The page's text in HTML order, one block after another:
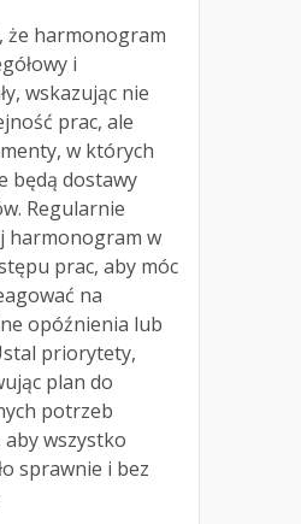
że harmonogram
i
wskazując nie
prac, ale
w których
będą dostawy
Regularnie
harmonogram w
prac, aby móc
na
opóźnienia lub
priorytety,
plan do
potrzeb
wszystko
sprawnie i bez